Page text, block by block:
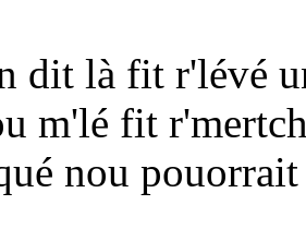
dit là fit r'lévé
m'lé fit
nou